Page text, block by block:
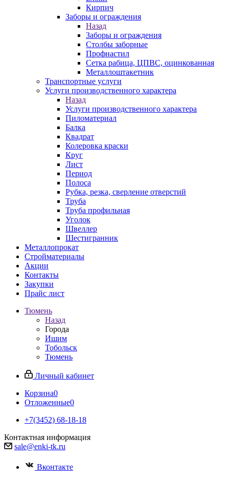
Кирпич
Заборы и ограждения
Назад
Заборы и ограждения
Столбы заборные
Профнастил
Сетка рабица, ЦПВС, оцинкованная
Металлоштакетник
Транспортные услуги
Услуги производственного характера
Назад
Услуги производственного характера
Пиломатериал
Балка
Квадрат
Колеровка краски
Круг
Лист
Период
Полоса
Рубка, резка, сверление отверстий
Труба
Труба профильная
Уголок
Швеллер
Шестигранник
Металлопрокат
Стройматериалы
Акции
Контакты
Закупки
Прайс лист
Тюмень
Назад
Города
Ишим
Тобольск
Тюмень
Личный кабинет
Корзина0
Отложенные0
+7(3452) 68-18-18
Контактная информация
sale@enki-tk.ru
Вконтакте